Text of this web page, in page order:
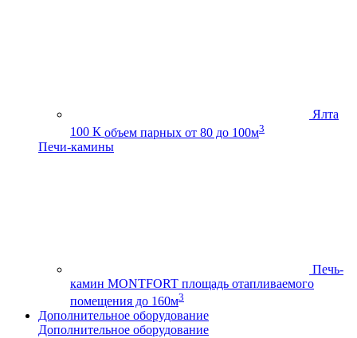
Ялта
100 К объем парных от 80 до 100м3
Печи-камины
Печь-
камин MONTFORT площадь отапливаемого
помещения до 160м3
Дополнительное оборудование
Дополнительное оборудование